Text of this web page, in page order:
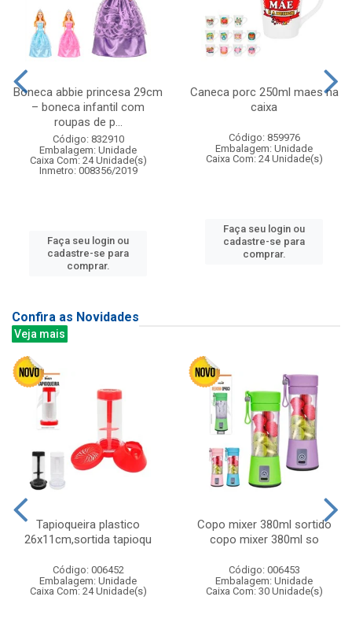
Boneca abbie princesa 29cm
– boneca infantil com
roupas de p...
Código: 832910
Embalagem: Unidade
Caixa Com: 24 Unidade(s)
Inmetro: 008356/2019
Faça seu login ou
cadastre-se para
comprar.
Caneca porc 250ml maes na
caixa
Código: 859976
Embalagem: Unidade
Caixa Com: 24 Unidade(s)
Faça seu login ou
cadastre-se para
comprar.
Confira as Novidades
Veja mais
Tapioqueira plastico
26x11cm,sortida tapioqu
Código: 006452
Embalagem: Unidade
Caixa Com: 24 Unidade(s)
Copo mixer 380ml sortido
copo mixer 380ml so
Código: 006453
Embalagem: Unidade
Caixa Com: 30 Unidade(s)